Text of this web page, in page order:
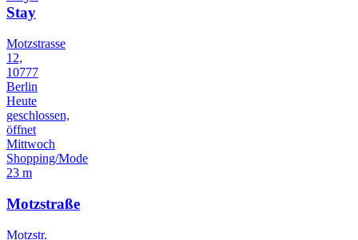
Stay
Motzstrasse
12,
10777
Berlin
Heute
geschlossen,
öffnet
Mittwoch
Shopping/Mode
23 m
Motzstraße
Motzstr.